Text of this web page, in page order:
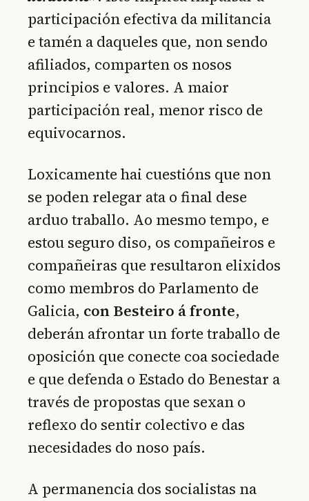
participación efectiva da militancia
e tamén a daqueles que, non sendo
afiliados, comparten os nosos
principios e valores. A maior
participación real, menor risco de
equivocarnos.
Loxicamente hai cuestións que non
se poden relegar ata o final dese
arduo traballo. Ao mesmo tempo, e
estou seguro diso, os compañeiros e
compañeiras que resultaron elixidos
como membros do Parlamento de
Galicia, con Besteiro á fronte,
deberán afrontar un forte traballo de
oposición que conecte coa sociedade
e que defenda o Estado do Benestar a
través de propostas que sexan o
reflexo do sentir colectivo e das
necesidades do noso país.
A permanencia dos socialistas na